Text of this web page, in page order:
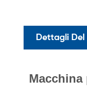
Dettagli
Macchina